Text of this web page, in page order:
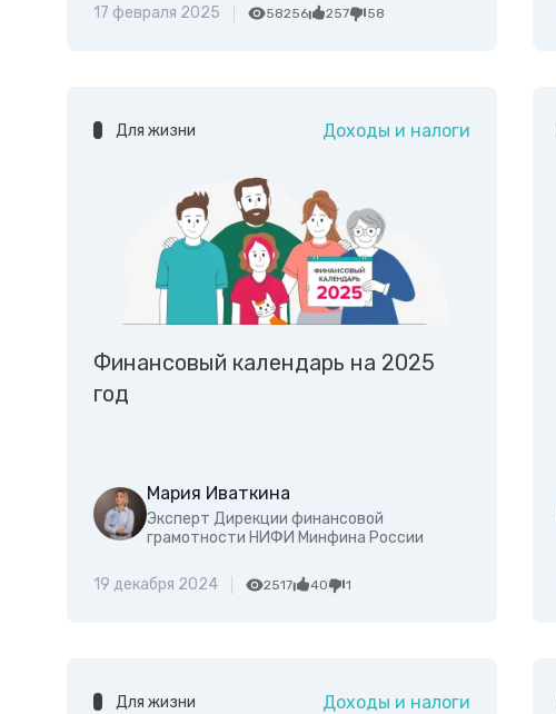
17 февраля 2025 58256 257 58
Для жизни Доходы и налоги
Финансовый календарь на 2025
год
Мария Иваткина
Эксперт Дирекции финансовой
грамотности НИФИ Минфина России
19 декабря 2024 2517 40 1
Для жизни Доходы и налоги